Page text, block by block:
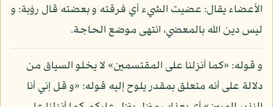
الأعضاء يقال: عضيت الشيء أي فرقته و بعضته قال رؤبة: و
ليس دين الله بالمعضي، انتهى موضع الحاجة.
و قوله: «كما أنزلنا على المقتسمين» لا يخلو السياق من
دلالة على أنه متعلق بمقدر يلوح إليه قوله: «و قل إني أنا